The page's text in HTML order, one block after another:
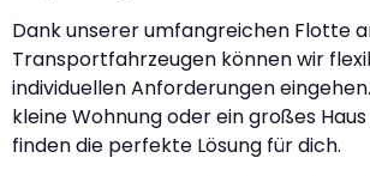
Dank unserer umfangreichen Flotte
Transportfahrzeugen können wir
individuellen Anforderungen
kleine Wohnung oder ein großes
finden die perfekte Lösung für dich.